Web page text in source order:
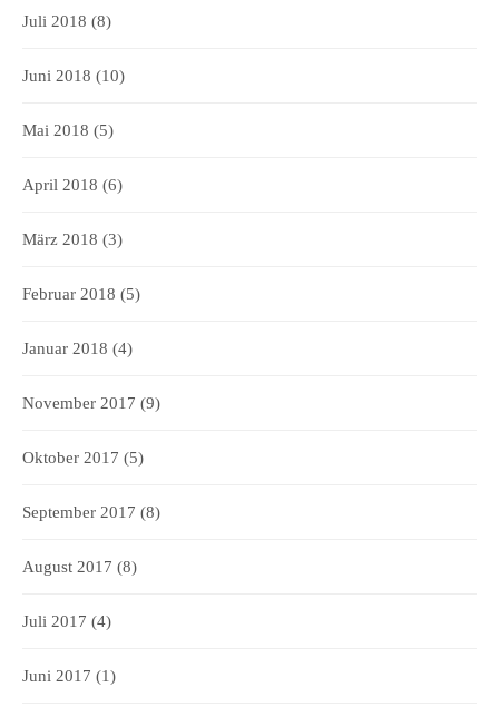
Juli 2018 (8)
Juni 2018 (10)
Mai 2018 (5)
April 2018 (6)
März 2018 (3)
Februar 2018 (5)
Januar 2018 (4)
November 2017 (9)
Oktober 2017 (5)
September 2017 (8)
August 2017 (8)
Juli 2017 (4)
Juni 2017 (1)